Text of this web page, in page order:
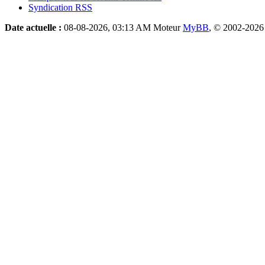
Syndication RSS
Date actuelle : 08-08-2026, 03:13 AM MoteurMyBB, © 2002-2026